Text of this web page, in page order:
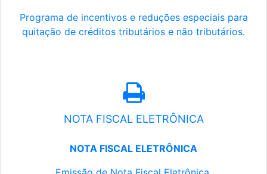
Programa de incentivos e reduções especiais para
quitação de créditos tributários e não tributários.
NOTA FISCAL ELETRÔNICA
NOTA FISCAL ELETRÔNICA